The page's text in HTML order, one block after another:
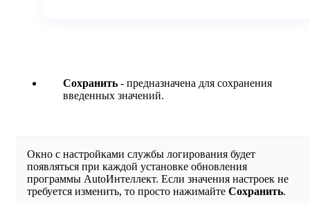
Сохранить - предназначена для сохранения
введенных значений.
Окно с настройками службы логирования будет
появляться при каждой установке обновления
программы AutoИнтеллект. Если значения настроек не
требуется изменить, то просто нажимайте Сохранить.